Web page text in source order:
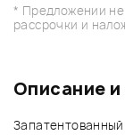
* Предложении
рассрочки и
Описание и